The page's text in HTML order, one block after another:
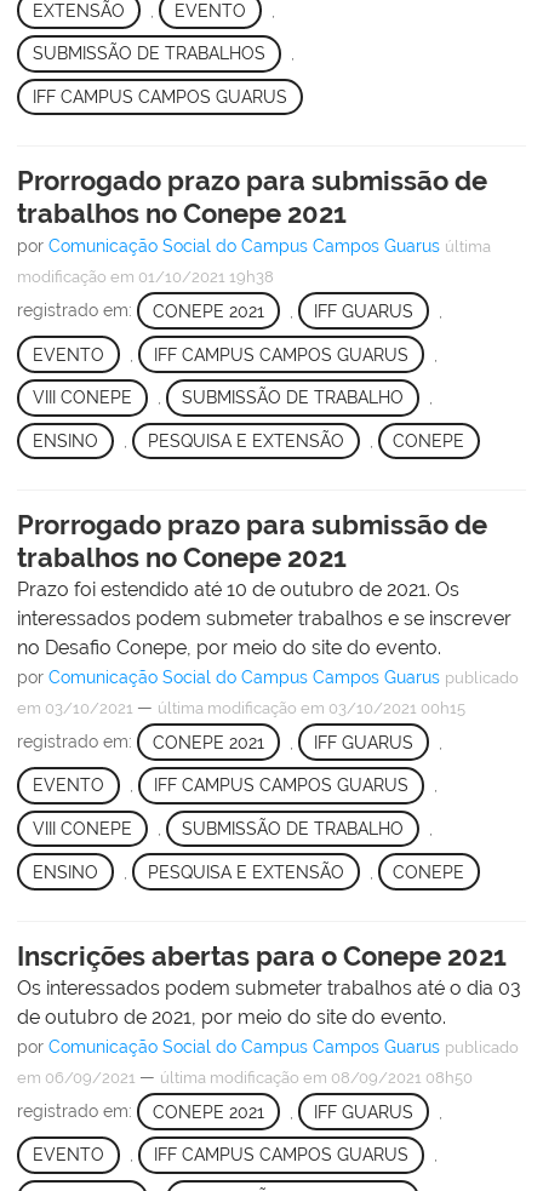
EXTENSÃO EVENTO
SUBMISSÃO DE TRABALHOS ,
IFF CAMPUS CAMPOS GUARUS
Prorrogado prazo para submissão de
trabalhos no Conepe 2021
por Comunicação Social do Campus Campos Guarus última
modificação em 01/10/2021 19h38
registrado em: CONEPE 2021 IFF GUARUS
EVENTO IFF CAMPUS CAMPOS GUARUS
VIII CONEPE , SUBMISSÃO DE TRABALHO ,
ENSINO PESQUISA E EXTENSÃO CONEPE
Prorrogado prazo para submissão de
trabalhos no Conepe 2021
Prazo foi estendido até 10 de outubro de 2021. Os
interessados podem submeter trabalhos e se inscrever
no Desafio Conepe, por meio do site do evento.
por Comunicação Social do Campus Campos Guarus publicado
em 03/10/2021 — última modificação em 03/10/2021 00h15
registrado em: CONEPE 2021 IFF GUARUS
EVENTO , IFF CAMPUS CAMPOS GUARUS ,
VIII CONEPE SUBMISSÃO DE TRABALHO
ENSINO PESQUISA E EXTENSÃO CONEPE
Inscrições abertas para o Conepe 2021
Os interessados podem submeter trabalhos até o dia 03
de outubro de 2021, por meio do site do evento.
por Comunicação Social do Campus Campos Guarus publicado
em 06/09/2021 — última modificação em 08/09/2021 08h50
registrado em: CONEPE 2021 IFF GUARUS
EVENTO , IFF CAMPUS CAMPOS GUARUS ,